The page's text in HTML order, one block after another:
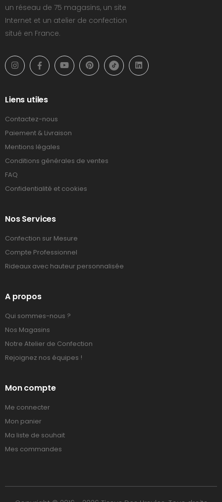
un réseau de 75 magasins, un site
Internet et un atelier de confection
situé en France.
Liens utiles
Contactez-nous
Paiement & Livraison
Mentions légales
Conditions générales de ventes
FAQ
Confidentialité et cookies
Nos Services
Confection sur Mesure
Compte Professionnel
Rideaux avec hauteur personnalisée
A propos
Qui sommes-nous ?
Nos Magasins
Notre Atelier de Confection
Rejoignez nos équipes !
Mon compte
Me connecter
Mon panier
Ma liste de souhait
Mes commandes